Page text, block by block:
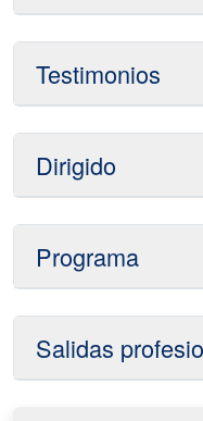
Testimonios
Dirigido
Programa
Salidas